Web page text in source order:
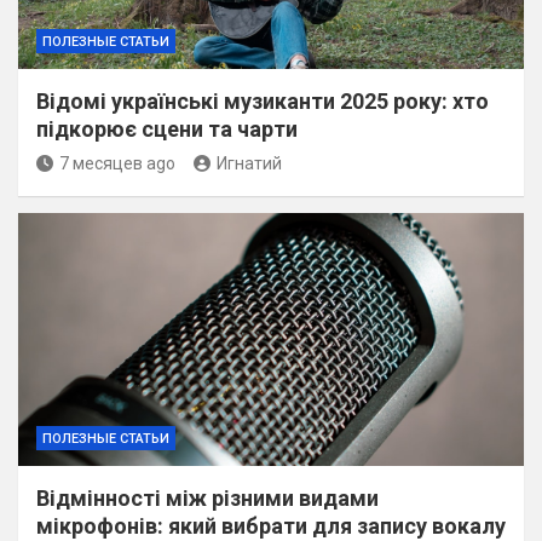
ПОЛЕЗНЫЕ СТАТЬИ
Відомі українські музиканти 2025 року: хто
підкорює сцени та чарти
7 месяцев ago Игнатий
ПОЛЕЗНЫЕ СТАТЬИ
Відмінності між різними видами
мікрофонів: який вибрати для запису вокалу